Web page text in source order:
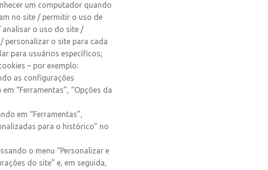
um computador quando
no site / permitir o uso de
o uso do site /
personalizar o site para cada
para usuários específicos;
– por exemplo:
as configurações
“Ferramentas”, “Opções da
em “Ferramentas”,
para o histórico” no
o menu “Personalizar e
do site” e, em seguida,